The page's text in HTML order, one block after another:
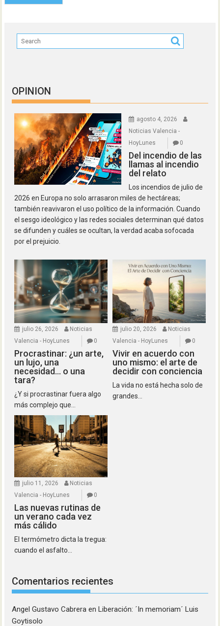
OPINION
agosto 4, 2026
Noticias Valencia -
HoyLunes
0
Del incendio de las
llamas al incendio
del relato
Los incendios de julio de
2026 en Europa no solo arrasaron miles de hectáreas;
también reavivaron el uso político de la información. Cuando
el sesgo ideológico y las redes sociales determinan qué datos
se difunden y cuáles se ocultan, la verdad acaba sofocada
por el prejuicio.
julio 26, 2026
Noticias
Valencia - HoyLunes
0
Procrastinar: ¿un arte,
un lujo, una
necesidad… o una
tara?
¿Y si procrastinar fuera algo
más complejo que...
julio 20, 2026
Noticias
Valencia - HoyLunes
0
Vivir en acuerdo con
uno mismo: el arte de
decidir con conciencia
La vida no está hecha solo de
grandes...
julio 11, 2026
Noticias
Valencia - HoyLunes
0
Las nuevas rutinas de
un verano cada vez
más cálido
El termómetro dicta la tregua:
cuando el asfalto...
Comentarios recientes
Angel Gustavo Cabrera enLiberación: ´In memoriam´ Luis
Goytisolo